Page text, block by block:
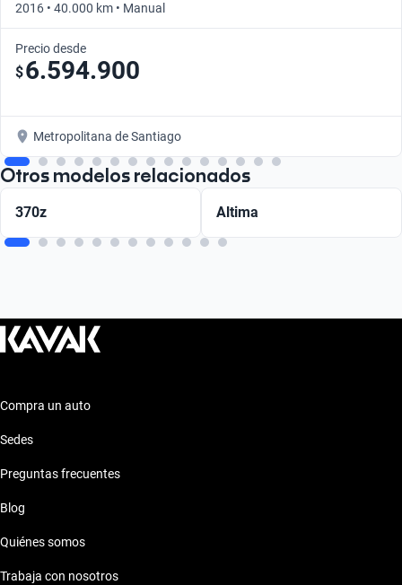
2016 • 40.000 km • Manual
Precio desde
$6.594.900
Metropolitana de Santiago
Otros modelos relacionados
370z Altima
Compra un auto
Sedes
Preguntas frecuentes
Blog
Quiénes somos
Trabaja con nosotros